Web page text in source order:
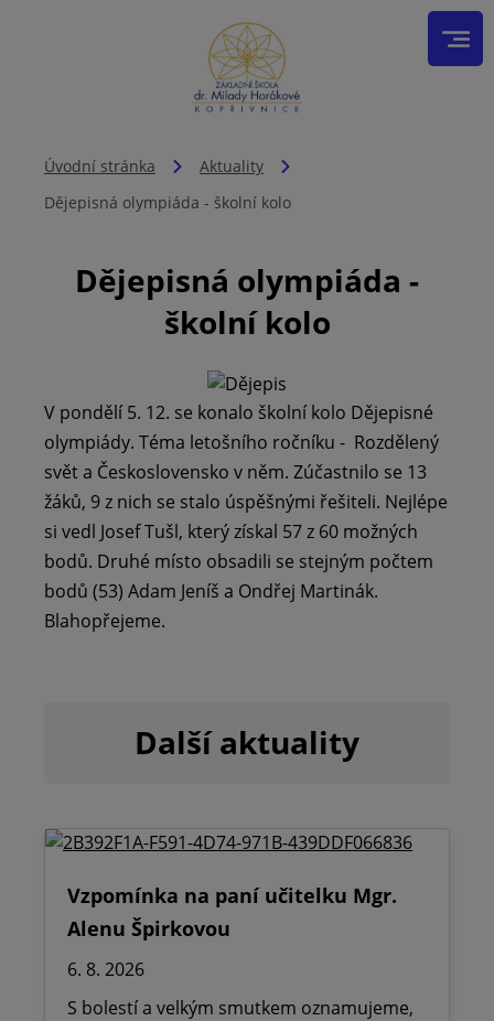
Úvodní stránka
Aktuality
Dějepisná olympiáda - školní kolo
Dějepisná olympiáda -
školní kolo
V pondělí 5. 12. se konalo školní kolo Dějepisné
olympiády. Téma letošního ročníku - Rozdělený
svět a Československo v něm. Zúčastnilo se 13
žáků, 9 z nich se stalo úspěšnými řešiteli. Nejlépe
si vedl Josef Tušl, který získal 57 z 60 možných
bodů. Druhé místo obsadili se stejným počtem
bodů (53) Adam Jeníš a Ondřej Martinák.
Blahopřejeme.
Další aktuality
Vzpomínka na paní učitelku Mgr.
Alenu Špirkovou
6. 8. 2026
S bolestí a velkým smutkem oznamujeme,